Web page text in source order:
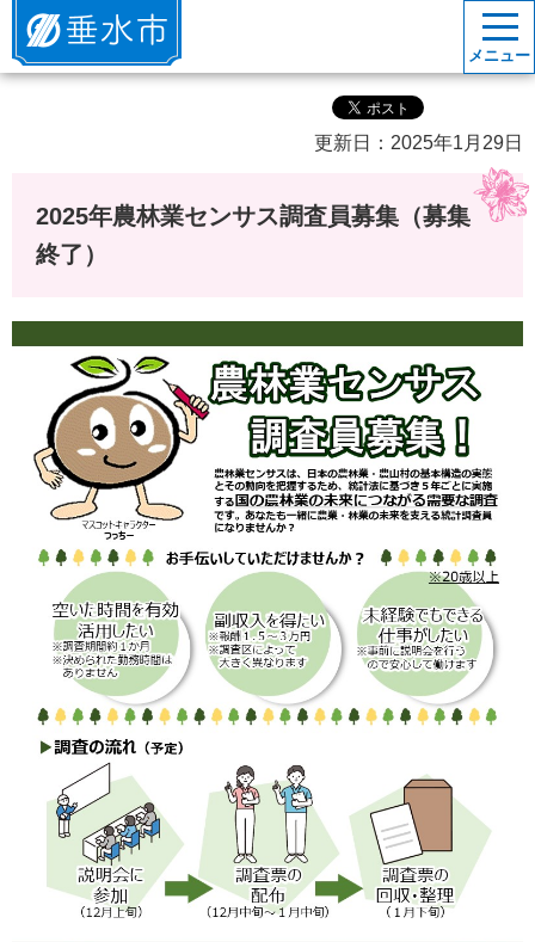
垂水市
メニュー
更新日：2025年1月29日
2025年農林業センサス調査員募集（募集
終了）